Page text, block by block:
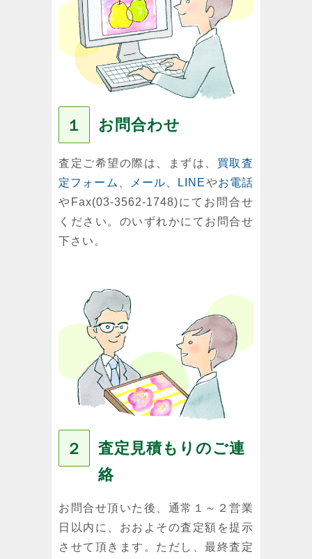
１ お問合わせ
査定ご希望の際は、まずは、 買取査
定フォーム
メール LINEやお電話
やFax(03-3562-1748)にてお問合せ
ください。のいずれかにてお問合せ
下さい。
２
査定見積もりのご連
絡
お問合せ頂いた後、通常１～２営業
日以内に、おおよその査定額を提示
させて頂きます。ただし、最終査定